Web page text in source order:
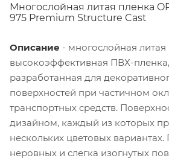
Многослойная литая пленка
975 Premium Structure Cast
Описание - многослойная литая
высокоэффективная ПВХ-
разработанная для
поверхностей при частичном
транспортных средств.
дизайном, каждый из которых
нескольких цветовых
неровных и слегка изогнутых